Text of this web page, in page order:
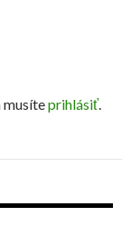
musíteprihlásiť.